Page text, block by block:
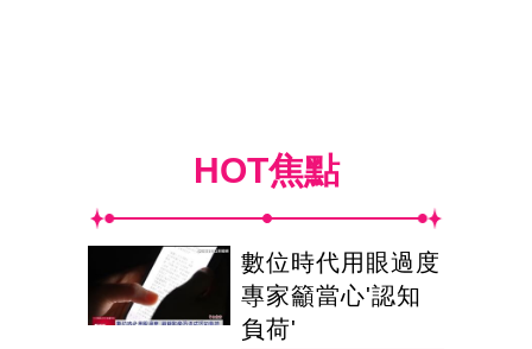
HOT焦點
數位時代用眼過度
專家籲當心'認知
負荷'